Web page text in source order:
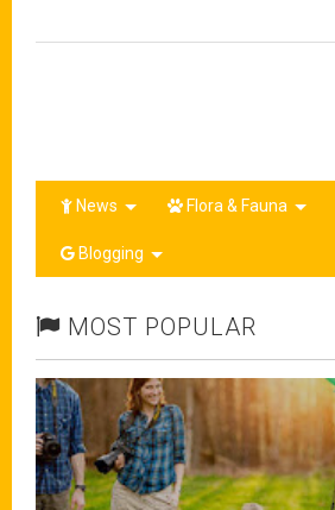
News Flora & Fauna
Blogging
MOST POPULAR